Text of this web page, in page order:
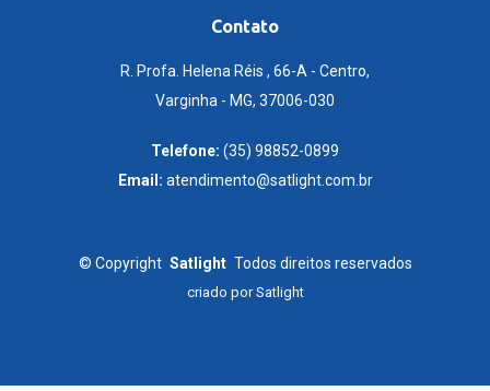
Contato
R. Profa. Helena Réis , 66-A - Centro,
Varginha - MG, 37006-030
Telefone: (35) 98852-0899
Email: atendimento@satlight.com.br
© Copyright Satlight Todos direitos reservados
criado porSatlight